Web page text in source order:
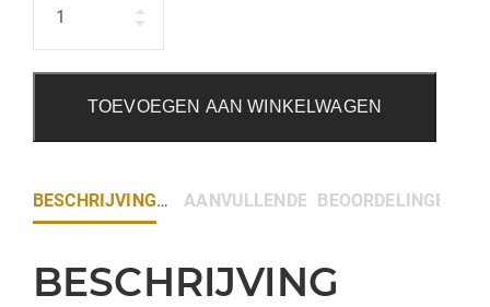
TOEVOEGEN AAN WINKELWAGEN
BESCHRIJVING AANVULLENDE INFORMATIE
BEOORDELINGEN (0)
BESCHRIJVING